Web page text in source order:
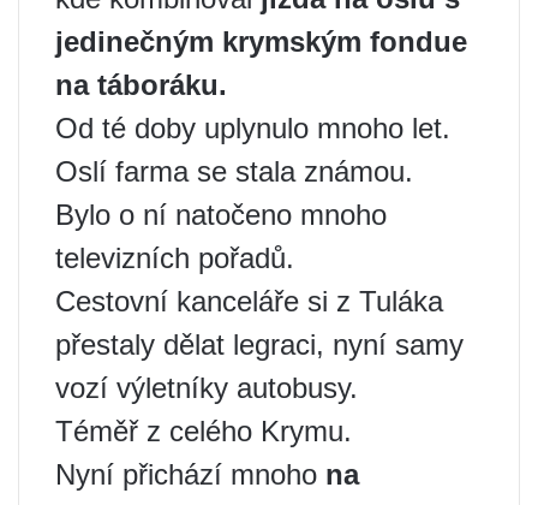
jedinečným krymským fondue
na táboráku.
Od té doby uplynulo mnoho let.
Oslí farma se stala známou.
Bylo o ní natočeno mnoho
televizních pořadů.
Cestovní kanceláře si z Tuláka
přestaly dělat legraci, nyní samy
vozí výletníky autobusy.
Téměř z celého Krymu.
Nyní přichází mnoho na